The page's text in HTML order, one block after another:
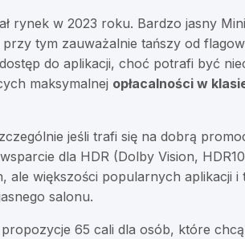
rynek w 2023 roku. Bardzo jasny
tym zauważalnie tańszy od
do aplikacji, choć potrafi być
maksymalnej opłacalności w
jeśli trafi się na dobrą
dla HDR (Dolby Vision,
ale większości popularnych aplikacji i
salonu.
propozycje 65 cali dla osób, które